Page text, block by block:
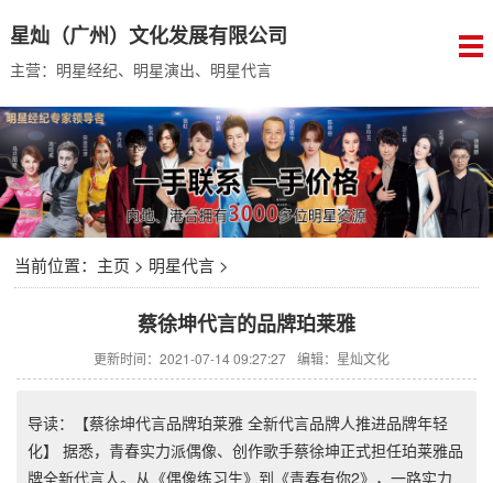
星灿（广州）文化发展有限公司
主营：明星经纪、明星演出、明星代言
当前位置： 主页 > 明星代言>
蔡徐坤代言的品牌珀莱雅
更新时间：2021-07-14 09:27:27 编辑：星灿文化
导读：【蔡徐坤代言品牌珀莱雅 全新代言品牌人推进品牌年轻
化】 据悉，青春实力派偶像、创作歌手蔡徐坤正式担任珀莱雅品
牌全新代言人。从《偶像练习生》到《青春有你2》，一路实力